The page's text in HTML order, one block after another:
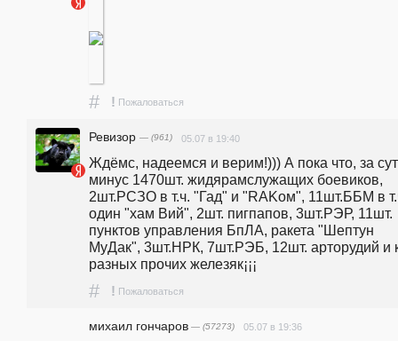
# ! Пожаловаться
Ревизор — (961) 05.07 в 19:40
Ждёмс, надеемся и верим!))) А пока что, за
минус 1470шт. жидярамслужащих боевиков,
2шт.РСЗО в т.ч. "Гад" и "RAKом", 11шт.ББМ в
один "хам Вий", 2шт. пигпапов, 3шт.РЭР, 11шт.
пунктов управления БпЛА, ракета "Шептун
МуДак", 3шт.НРК, 7шт.РЭБ, 12шт. арторудий и
разных прочих железяк¡¡¡
# ! Пожаловаться
михаил гончаров — (57273) 05.07 в 19:36